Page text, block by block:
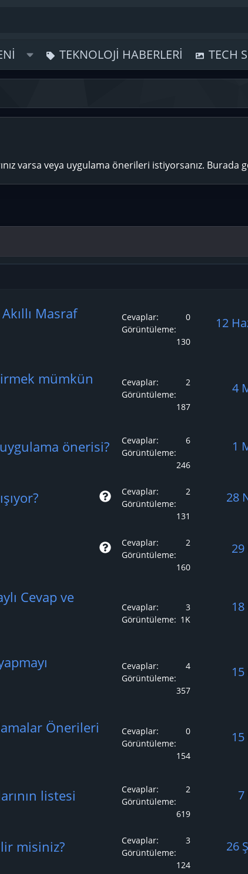
TEKNOLOJI HABERLERI TECH
varsa veya uygulama önerileri istiyorsanız. Burada
Masraf
Cevaplar
0
Görüntüleme
130
12
mümkün
Cevaplar
2
Görüntüleme
187
4
önerisi? Cevaplar
6
Görüntüleme
246
1
S
u
Cevaplar
2
Görüntüleme
131
28
S
Cevaplar
2
Görüntüleme
160
Cevap ve
Cevaplar
3
Görüntüleme
1K
Cevaplar
4
Görüntüleme
357
Önerileri
Cevaplar
0
Görüntüleme
154
listesi Cevaplar
2
Görüntüleme
619
7
misiniz? Cevaplar
3
Görüntüleme
124
26